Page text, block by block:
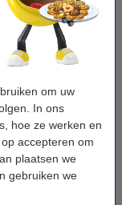
om uw
In ons
hoe ze werken en
accepteren om
plaatsen we
gebruiken we